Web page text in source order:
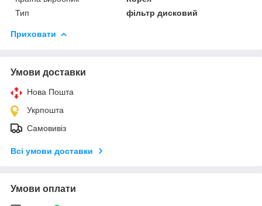
Тип
фільтр дисковий
Приховати
Умови доставки
Нова Пошта
Укрпошта
Самовивіз
Всі умови доставки
Умови оплати